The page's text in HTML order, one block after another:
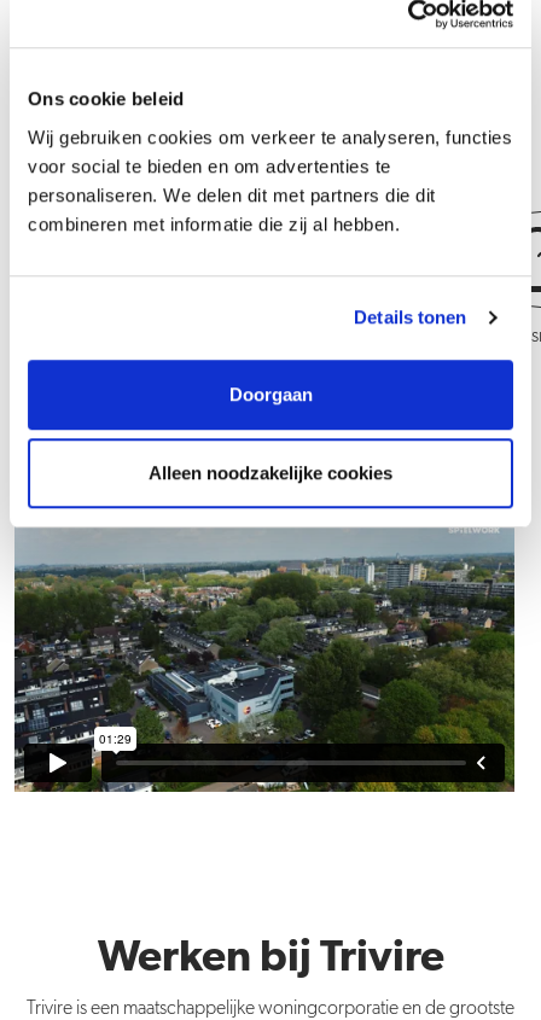
Ons cookie beleid
Wij gebruiken cookies om verkeer te analyseren, functies
voor social te bieden en om advertenties te
personaliseren. We delen dit met partners die dit
combineren met informatie die zij al hebben.
Details tonen
Doorgaan
Alleen noodzakelijke cookies
krijg je alle ruimte om je werk naar eigen inzicht vorm te geven. Er
zijn veel mogelijkheden om jezelf zowel professioneel als
Werken bij Trivire
Trivire is een maatschappelijke woningcorporatie en de grootste